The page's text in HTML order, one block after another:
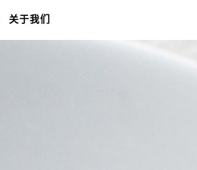
关于我们